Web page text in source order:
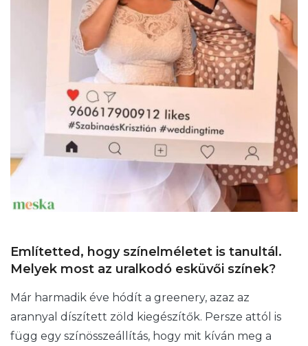
Említetted, hogy színelméletet is tanultál.
Melyek most az uralkodó esküvői színek?
Már harmadik éve hódít a greenery, azaz az
arannyal díszített zöld kiegészítők. Persze attól is
függ egy színösszeállítás, hogy mit kíván meg a